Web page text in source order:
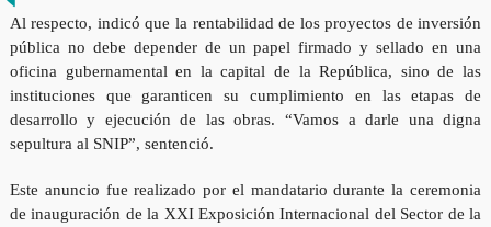
Al respecto, indicó que la rentabilidad de los proyectos de inversión
pública no debe depender de un papel firmado y sellado en una
oficina gubernamental en la capital de la República, sino de las
instituciones que garanticen su cumplimiento en las etapas de
desarrollo y ejecución de las obras. “Vamos a darle una digna
sepultura al SNIP”, sentenció.
Este anuncio fue realizado por el mandatario durante la ceremonia
de inauguración de la XXI Exposición Internacional del Sector de la